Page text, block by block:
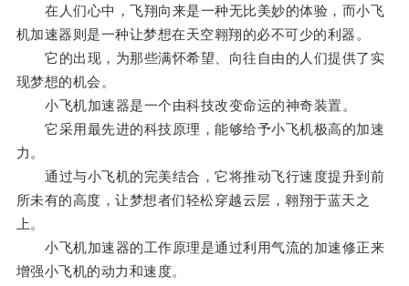
在人们心中，飞翔向来是一种无比美妙的体验，而小飞
机加速器则是一种让梦想在天空翱翔的必不可少的利器。
它的出现，为那些满怀希望、向往自由的人们提供了实
现梦想的机会。
小飞机加速器是一个由科技改变命运的神奇装置。
它采用最先进的科技原理，能够给予小飞机极高的加速
力。
通过与小飞机的完美结合，它将推动飞行速度提升到前
所未有的高度，让梦想者们轻松穿越云层，翱翔于蓝天之
上。
小飞机加速器的工作原理是通过利用气流的加速修正来
增强小飞机的动力和速度。